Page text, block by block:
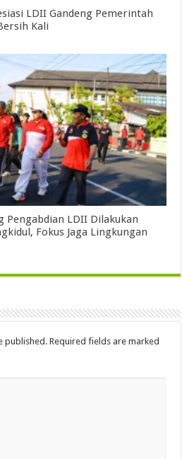
LDII Gandeng Pemerintah
Kali
Pengabdian LDII Dilakukan
Fokus Jaga Lingkungan
published. Required fields are marked